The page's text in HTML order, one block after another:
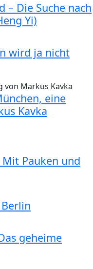
– Die Suche nach
Yi)
wird ja nicht
eine
Kavka
Mit Pauken und
geheime